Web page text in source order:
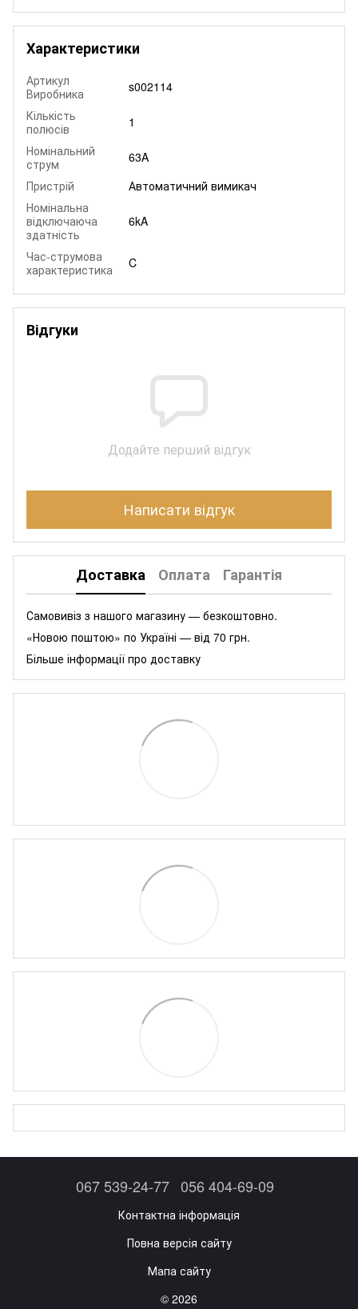
Характеристики
Артикул
Виробника
s002114
Кількість
полюсів
1
Номінальний
струм
63A
Пристрій
Автоматичний вимикач
Номінальна
відключаюча
здатність
6kA
Час-струмова
характеристика
C
Відгуки
Додайте перший відгук
Написати відгук
Доставка Оплата Гарантія
Самовивіз з нашого магазину — безкоштовно.
«Новою поштою» по Україні — від 70 грн.
Більше інформації про доставку
067 539-24-77 056 404-69-09
Контактна інформація
Повна версія сайту
Мапа сайту
© 2026